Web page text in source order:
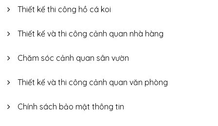
Thiết kế thi công hồ cá koi
Thiết kế và thi công cảnh quan nhà hàng
Chăm sóc cảnh quan sân vườn
Thiết kế và thi công cảnh quan văn phòng
Chính sách bảo mật thông tin